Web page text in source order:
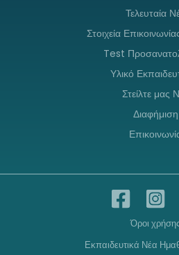
Τελευταία
Στοιχεία
Test
Υλικό
Στείλτε μας
Διαφήμιση
Όροι
Εκπαιδευτικά Νέα